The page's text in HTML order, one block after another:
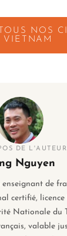
NOS
VIETNAM
DE L'AUTEUR
Nguyen
de
certifié, licence
Nationale du
valable